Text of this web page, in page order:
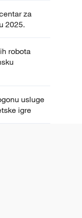
za
2025.
robota
usluge
igre